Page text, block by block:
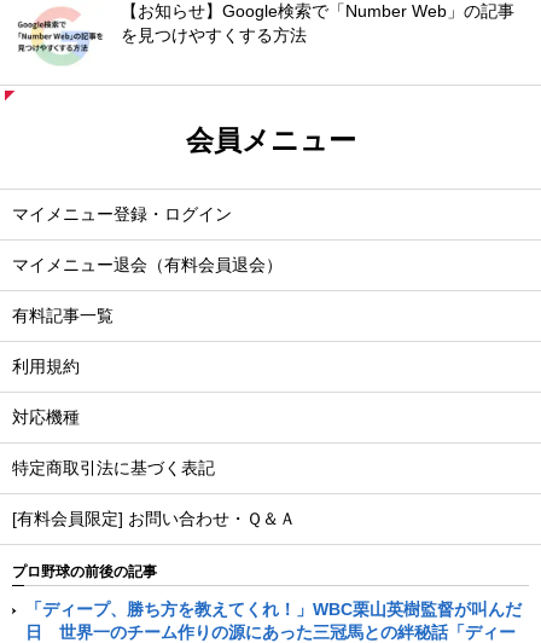
【お知らせ】Google検索で「Number Web」の記事
を見つけやすくする方法
会員メニュー
マイメニュー登録・ログイン
マイメニュー退会（有料会員退会）
有料記事一覧
利用規約
対応機種
特定商取引法に基づく表記
[有料会員限定] お問い合わせ・Ｑ＆Ａ
プロ野球の前後の記事
「ディープ、勝ち方を教えてくれ！」WBC栗山英樹監督が叫んだ
日 世界一のチーム作りの源にあった三冠馬との絆秘話「ディー